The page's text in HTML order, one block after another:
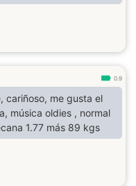
0.9
cariñoso, me gusta el
música oldies , normal
1.77 más 89 kgs